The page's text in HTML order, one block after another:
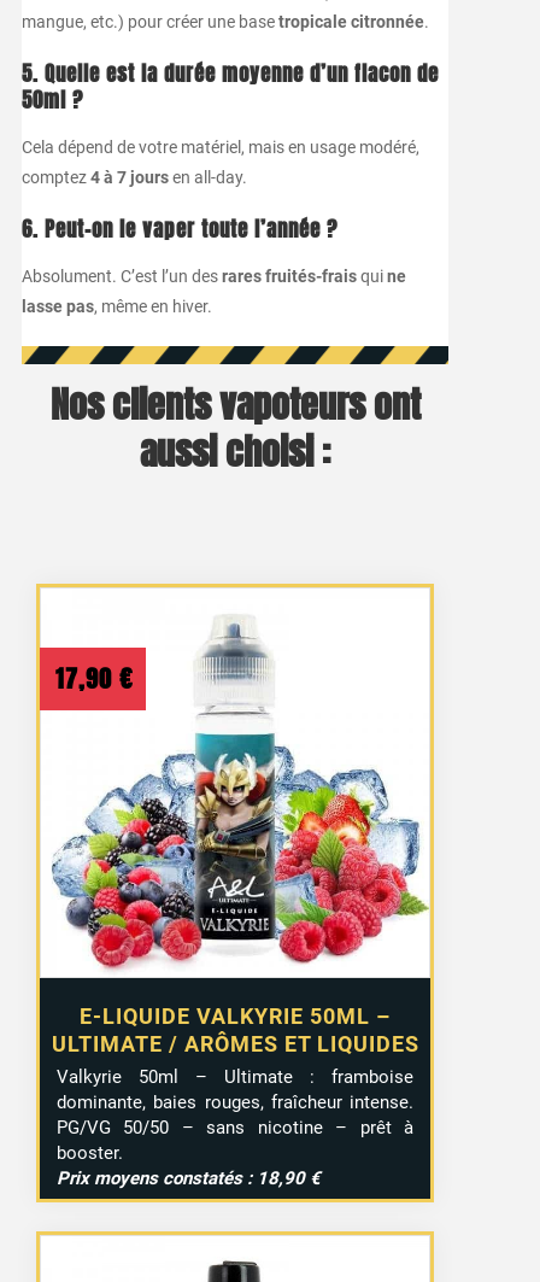
mangue, etc.) pour créer une basetropicale citronnée.
5. Quelle est la durée moyenne d’un flacon de
50ml ?
Cela dépend de votre matériel, mais en usage modéré,
comptez4 à 7 joursen all-day.
6. Peut-on le vaper toute l’année ?
Absolument. C’est l’un desrares fruités-fraisquine
lasse pas, même en hiver.
Nos clients vapoteurs ont
aussi choisi :
E-LIQUIDE VALKYRIE 50ML –
ULTIMATE / ARÔMES ET LIQUIDES
17,90 €
Valkyrie 50ml – Ultimate : framboise
dominante, baies rouges, fraîcheur intense.
PG/VG 50/50 – sans nicotine – prêt à
booster.
Prix moyens constatés : 18,90 €